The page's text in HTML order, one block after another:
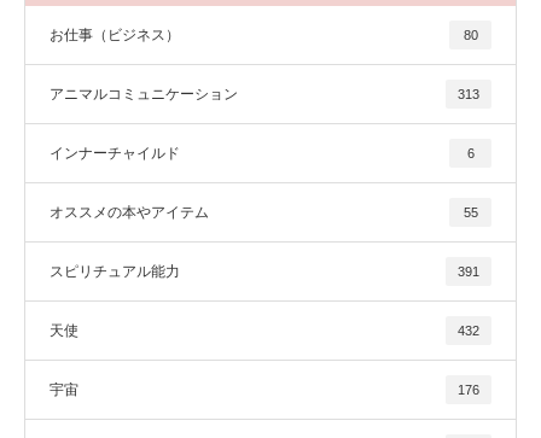
お仕事（ビジネス） 80
アニマルコミュニケーション 313
インナーチャイルド 6
オススメの本やアイテム 55
スピリチュアル能力 391
天使 432
宇宙 176